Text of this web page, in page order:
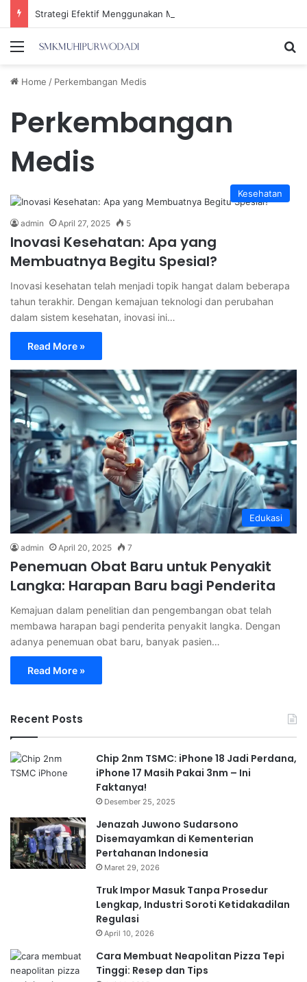
Menu
Home / Perkembangan Medis
Perkembangan
Medis
Kesehatan
admin April 27, 2025 5
Inovasi Kesehatan: Apa yang
Membuatnya Begitu Spesial?
Inovasi kesehatan telah menjadi topik hangat dalam beberapa
tahun terakhir. Dengan kemajuan teknologi dan perubahan
dalam sistem kesehatan, inovasi ini…
Read More »
Edukasi
admin April 20, 2025 7
Penemuan Obat Baru untuk Penyakit
Langka: Harapan Baru bagi Penderita
Kemajuan dalam penelitian dan pengembangan obat telah
membawa harapan bagi penderita penyakit langka. Dengan
adanya penemuan obat baru, banyak pasien…
Read More »
Recent Posts
Chip 2nm TSMC: iPhone 18 Jadi Perdana,
iPhone 17 Masih Pakai 3nm – Ini
Faktanya!
Desember 25, 2025
Jenazah Juwono Sudarsono
Disemayamkan di Kementerian
Pertahanan Indonesia
Maret 29, 2026
Truk Impor Masuk Tanpa Prosedur
Lengkap, Industri Soroti Ketidakadilan
Regulasi
April 10, 2026
Cara Membuat Neapolitan Pizza Tepi
Tinggi: Resep dan Tips